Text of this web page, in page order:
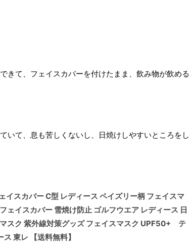
きて、フェイスカバーを付けたまま、飲み物が飲める
いて、息も苦しくないし、日焼けしやすいところをし
イスカバー C型 レディース ペイズリー柄 フェイスマ
ェイスカバー 雪焼け防止 ゴルフウエア レディース 日
スク 紫外線対策グッズ フェイスマスク UPF50+ テ
東レ 【送料無料】